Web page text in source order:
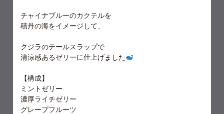
チャイナブルーのカクテルを
積丹の海をイメージして、
クジラのテールスラップで
清涼感あるゼリーに仕上げました
【構成】
ミントゼリー
濃厚ライチゼリー
グレープフルーツ